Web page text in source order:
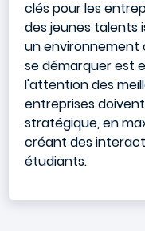
clés pour les
des jeunes talents
un
se démarquer est
l'attention des
entreprises
stratégique, en
créant des
étudiants.